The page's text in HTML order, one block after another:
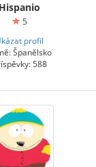
Hispanio
5
profil
Španělsko
588